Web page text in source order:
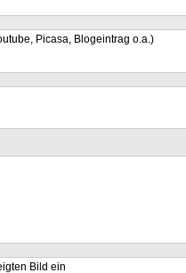
Picasa, Blogeintrag o.a.)
Bild ein